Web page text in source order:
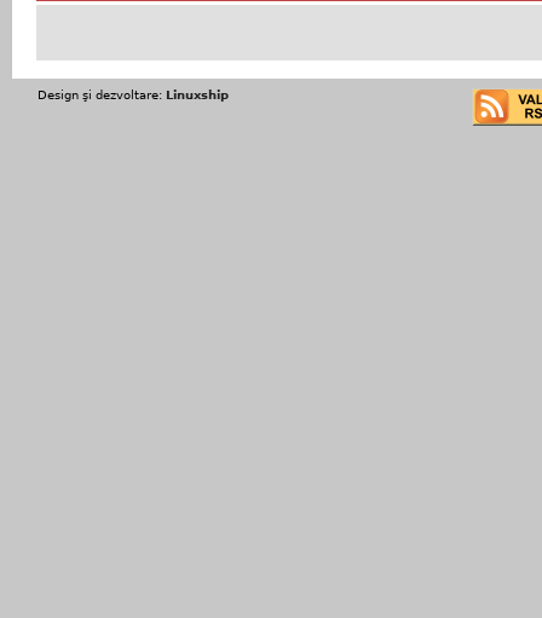
Design şi dezvoltare: Linuxship